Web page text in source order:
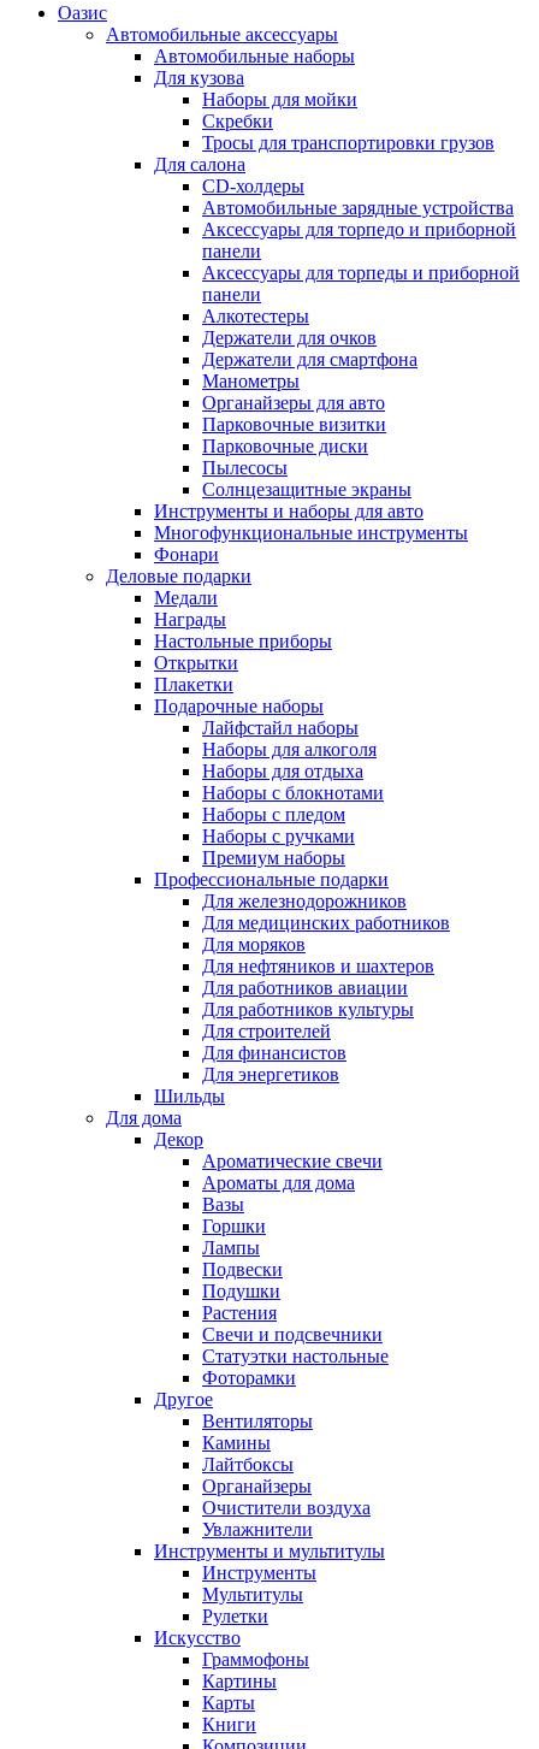
Оазис
Автомобильные аксессуары
Автомобильные наборы
Для кузова
Наборы для мойки
Скребки
Тросы для транспортировки грузов
Для салона
CD-холдеры
Автомобильные зарядные устройства
Аксессуары для торпедо и приборной
панели
Аксессуары для торпеды и приборной
панели
Алкотестеры
Держатели для очков
Держатели для смартфона
Манометры
Органайзеры для авто
Парковочные визитки
Парковочные диски
Пылесосы
Солнцезащитные экраны
Инструменты и наборы для авто
Многофункциональные инструменты
Фонари
Деловые подарки
Медали
Награды
Настольные приборы
Открытки
Плакетки
Подарочные наборы
Лайфстайл наборы
Наборы для алкоголя
Наборы для отдыха
Наборы с блокнотами
Наборы с пледом
Наборы с ручками
Премиум наборы
Профессиональные подарки
Для железнодорожников
Для медицинских работников
Для моряков
Для нефтяников и шахтеров
Для работников авиации
Для работников культуры
Для строителей
Для финансистов
Для энергетиков
Шильды
Для дома
Декор
Ароматические свечи
Ароматы для дома
Вазы
Горшки
Лампы
Подвески
Подушки
Растения
Свечи и подсвечники
Статуэтки настольные
Фоторамки
Другое
Вентиляторы
Камины
Лайтбоксы
Органайзеры
Очистители воздуха
Увлажнители
Инструменты и мультитулы
Инструменты
Мультитулы
Рулетки
Искусство
Граммофоны
Картины
Карты
Книги